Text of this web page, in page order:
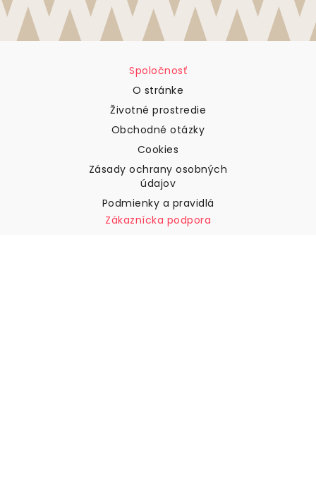
Spoločnosť
O stránke
Životné prostredie
Obchodné otázky
Cookies
Zásady ochrany osobných
údajov
Podmienky a pravidlá
Zákaznícka podpora